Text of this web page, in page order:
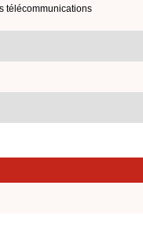
télécommunications